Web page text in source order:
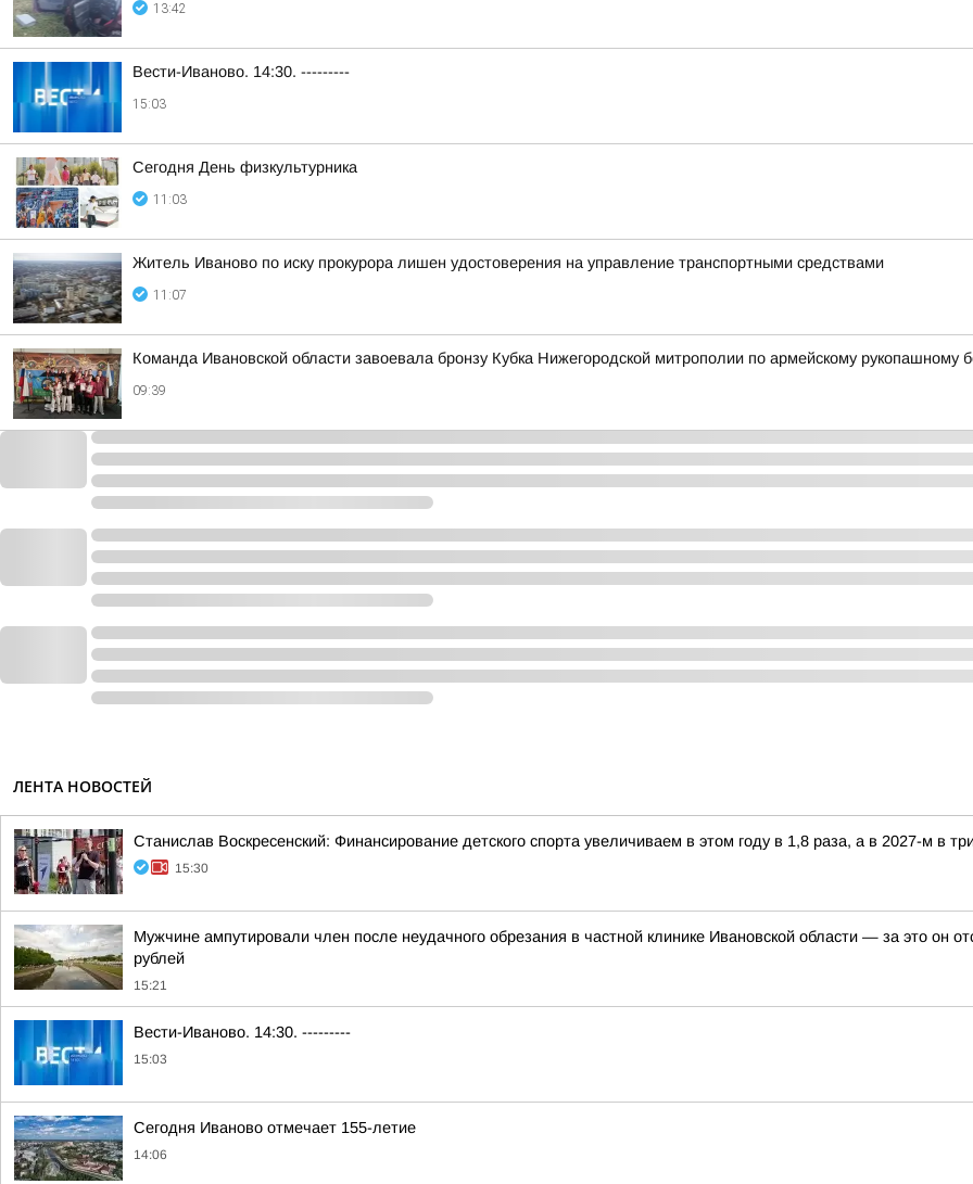
13:42
Вести-Иваново. 14:30. ---------
15:03
Сегодня День физкультурника
11:03
Житель Иваново по иску прокурора лишен удостоверения на управление транспортными средствами
11:07
Команда Ивановской области завоевала бронзу Кубка Нижегородской митрополии по армейскому рукопашному
09:39
ЛЕНТА НОВОСТЕЙ
Станислав Воскресенский: Финансирование детского спорта увеличиваем в этом году в 1,8 раза, а в 2027-м в
15:30
Мужчине ампутировали член после неудачного обрезания в частной клинике Ивановской области — за это он
рублей
15:21
Вести-Иваново. 14:30. ---------
15:03
Сегодня Иваново отмечает 155-летие
14:06